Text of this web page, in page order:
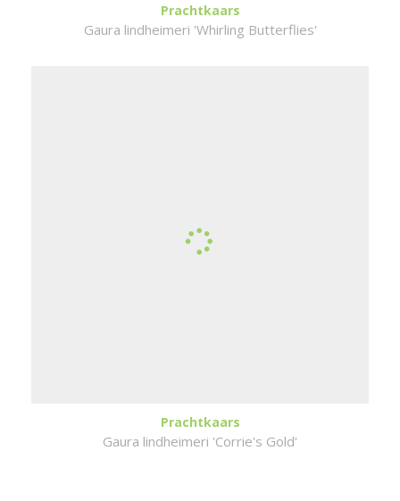
Prachtkaars
Gaura lindheimeri 'Whirling Butterflies'
Prachtkaars
Gaura lindheimeri 'Corrie's Gold'